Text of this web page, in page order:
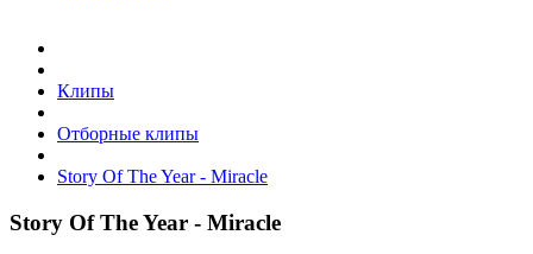
Клипы
Отборные клипы
Story Of The Year - Miracle
Story Of The Year - Miracle